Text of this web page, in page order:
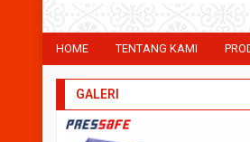
HOME TENTANG KAMI
GALERI